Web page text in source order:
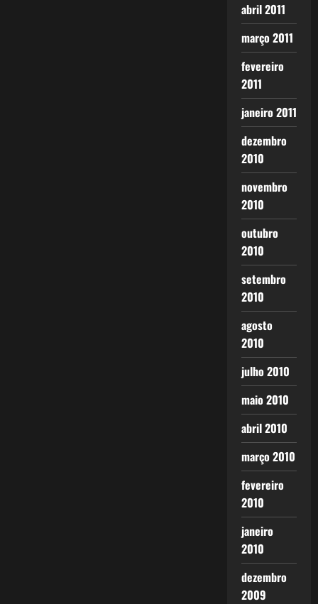
abril 2011
março 2011
fevereiro
2011
janeiro 2011
dezembro
2010
novembro
2010
outubro
2010
setembro
2010
agosto
2010
julho 2010
maio 2010
abril 2010
março 2010
fevereiro
2010
janeiro
2010
dezembro
2009